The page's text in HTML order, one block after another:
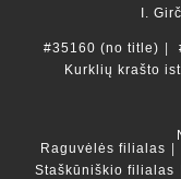
I.
#35160 (no title)
Kurklių krašto
Raguvėlės filialas
Staškūniškio filialas